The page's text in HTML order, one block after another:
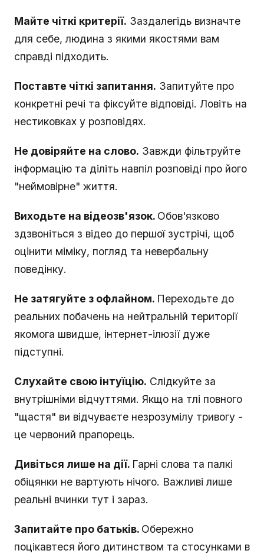
Майте чіткі критерії. Заздалегідь визначте
для себе, людина з якими якостями вам
справді підходить.
Поставте чіткі запитання. Запитуйте про
конкретні речі та фіксуйте відповіді. Ловіть на
нестиковках у розповідях.
Не довіряйте на слово. Завжди фільтруйте
інформацію та діліть навпіл розповіді про його
"неймовірне" життя.
Виходьте на відеозв'язок. Обов'язково
здзвоніться з відео до першої зустрічі, щоб
оцінити міміку, погляд та невербальну
поведінку.
Не затягуйте з офлайном. Переходьте до
реальних побачень на нейтральній території
якомога швидше, інтернет-ілюзії дуже
підступні.
Слухайте свою інтуїцію. Слідкуйте за
внутрішніми відчуттями. Якщо на тлі повного
"щастя" ви відчуваєте незрозумілу тривогу -
це червоний прапорець.
Дивіться лише на дії. Гарні слова та палкі
обіцянки не вартують нічого. Важливі лише
реальні вчинки тут і зараз.
Запитайте про батьків. Обережно
поцікавтеся його дитинством та стосунками в